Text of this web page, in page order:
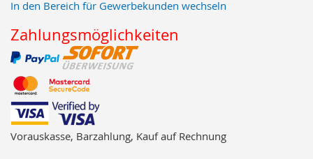
In den Bereich für Gewerbekunden wechseln
Zahlungsmöglichkeiten
Vorauskasse, Barzahlung, Kauf auf Rechnung